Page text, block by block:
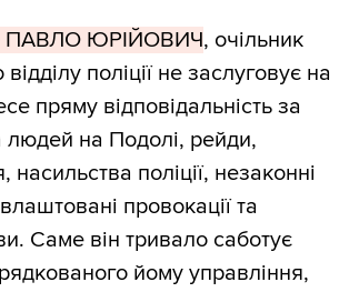
ЮРІЙОВИЧ, очільник
поліції не заслуговує на
пряму відповідальність за
людей на Подолі, рейди,
поліції, незаконні
провокації та
Саме він тривало саботує
йому управління,